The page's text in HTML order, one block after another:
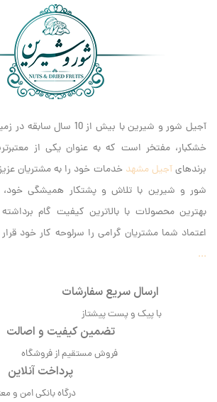
آجیل شور و شیرین با بیش از
خشکبار، مفتخر است که به عنوان یکی از
برندهایآجیل مشهد خدمات خود را به مشتریان
شور و شیرین با تلاش و پشتکار همیشگی خود،
بهترین محصولات با بالاترین کیفیت گام
اعتماد شما مشتریان گرامی را سرلوحه کار خود قرار
...
ارسال سریع سفارشات
با پیک و پست پیشتاز
تضمین کیفیت و اصالت
فروش مستقیم از فروشگاه
پرداخت آنلاین
درگاه بانکی امن و